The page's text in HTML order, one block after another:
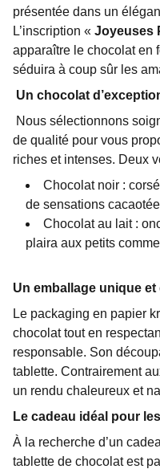
présentée dans un
L’inscription « Joyeuses
apparaître le chocolat en
séduira à coup sûr les
Un chocolat
Nous sélectionnons
de qualité pour vous
riches et intenses. Deux
Chocolat noir :
de sensations
Chocolat au lait :
plaira aux petits
Un emballage unique et
Le packaging en papier
chocolat tout en
responsable. Son
tablette. Contrairement
un rendu chaleureux et
Le cadeau idéal pour
À la recherche d’un
tablette de chocolat est